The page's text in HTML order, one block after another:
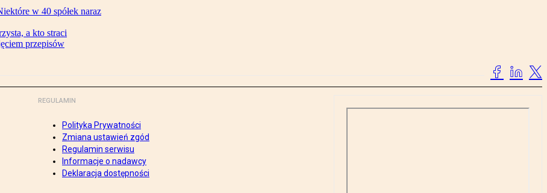
w 40 spółek naraz
a kto straci
przepisów
REGULAMIN
Polityka Prywatności
Zmiana ustawień zgód
Regulamin serwisu
Informacje o nadawcy
Deklaracja dostępności